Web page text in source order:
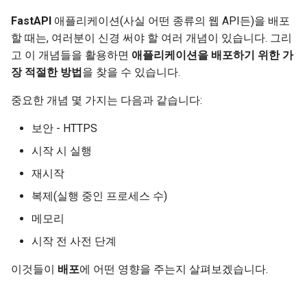
ko - 한국어
pt - português
ru - русский язык
쿼리 매개변수 모델
본문 - 다중 매개변수
본문 - 필드
본문 - 중첩 모델
요청 예제 데이터 선언
추가 데이터 자료형
쿠키 매개변수
헤더 매개변수
OpenAPI에서 추가 응답
응답 쿠키
응답 헤더
응답 - 상태 코드 변경
고급 의존성
고급 보안
Request 직접 사용하기
Dataclasses 사용하기
원격 서버에서
시작 시 자동 실행
시작 시 실행을 위한 도구 예시
재시작
작은 오류는 자동으로 처리됨
더 큰 오류 - 크래시
OpenAPI 확장하기
입력과 출력에 대해 OpenAPI
스키마를 분리할지 여부
커스텀 Docs UI 정적 에셋(자
Swagger UI 구성
이전 403 인증 오류 상태 코드
Dependencies - Depends()
and Security()
APIRouter class
Background Tasks -
BackgroundTasks
Request class
WebSockets
HTTPConnection class
FastAPI and friends
newsletter
FastAPI 애플리케이션(사실 어떤 종류의 웹 API든)을 배포
할 때는, 여러분이 신경 써야 할 여러 개념이 있습니다. 그리
고 이 개념들을 활용하면 애플리케이션을 배포하기 위한 가
장 적절한 방법을 찾을 수 있습니다.
중요한 개념 몇 가지는 다음과 같습니다:
보안 - HTTPS
시작 시 실행
재시작
복제(실행 중인 프로세스 수)
메모리
시작 전 사전 단계
이것들이 배포에 어떤 영향을 주는지 살펴보겠습니다.